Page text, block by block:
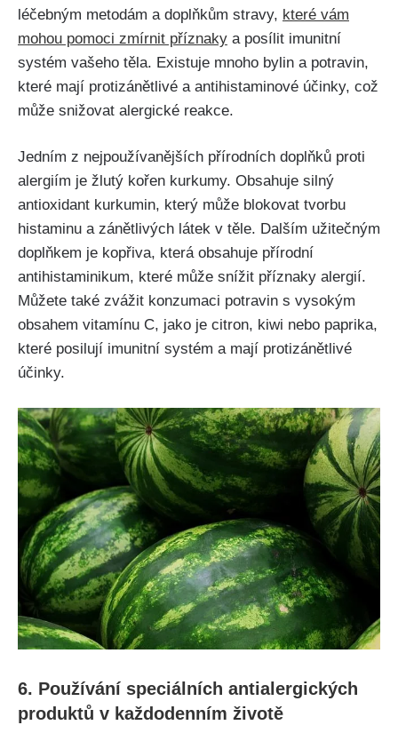
léčebným metodám a doplňkům stravy, které vám
mohou pomoci zmírnit ⁤příznaky a posílit imunitní
systém vašeho těla. Existuje mnoho bylin a potravin,
které mají ‌protizánětlivé a antihistaminové účinky,⁤ což
může⁢ snižovat alergické reakce.
Jedním z nejpoužívanějších ‌přírodních⁢ doplňků proti
alergiím je žlutý kořen kurkumy. Obsahuje silný
antioxidant kurkumin, který může blokovat tvorbu‌
histaminu a zánětlivých látek v ⁣těle.‌ Dalším užitečným
doplňkem je kopřiva, která obsahuje přírodní
antihistaminikum, které může snížit příznaky alergií.
Můžete také zvážit konzumaci potravin s vysokým
obsahem vitamínu C, jako je​ citron, kiwi nebo ‌paprika,
které posilují imunitní systém a mají protizánětlivé
účinky.
6. Používání speciálních antialergických
produktů v každodenním životě